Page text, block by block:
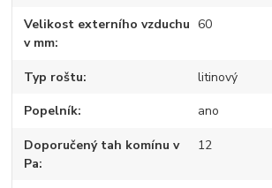
Velikost externího vzduchu
v mm
60
Typ roštu litinový
Popelník ano
Doporučený tah komínu v
Pa
12